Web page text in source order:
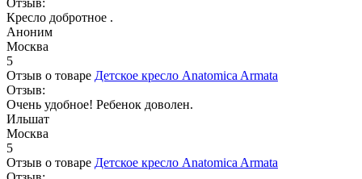
Кресло добротное .
Аноним
Москва
5
Отзыв о товаре Детское кресло Anatomica Armata
Отзыв:
Очень удобное! Ребенок доволен.
Ильшат
Москва
5
Отзыв о товаре Детское кресло Anatomica Armata